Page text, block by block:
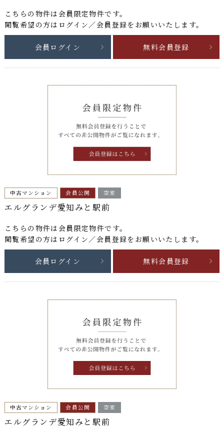
こちらの物件は 会員限定物件です。
閲覧希望の方はログイン／会員登録をお願いいたします。
会員ログイン 無料会員登録
中古マンション 会員公開 空家
エルグランデ愛知みと駅前
こちらの物件は 会員限定物件です。
閲覧希望の方はログイン／会員登録をお願いいたします。
会員ログイン 無料会員登録
中古マンション 会員公開 空家
エルグランデ愛知みと駅前